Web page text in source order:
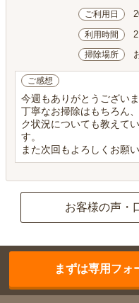
ご利用日
利用時間
掃除場所
ご感想
今週もありがとうござい
丁寧なお掃除はもちろん
ク状況についても教えて
す。
また次回もよろしくお願い
お客様の声・
まずは専用フォ